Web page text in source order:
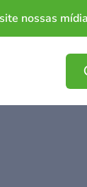
nossas